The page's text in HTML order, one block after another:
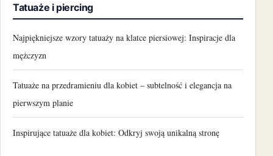
Tatuaże i piercing
Najpiękniejsze wzory tatuaży na klatce piersiowej: Inspiracje dla
mężczyzn
Tatuaże na przedramieniu dla kobiet – subtelność i elegancja na
pierwszym planie
Inspirujące tatuaże dla kobiet: Odkryj swoją unikalną stronę